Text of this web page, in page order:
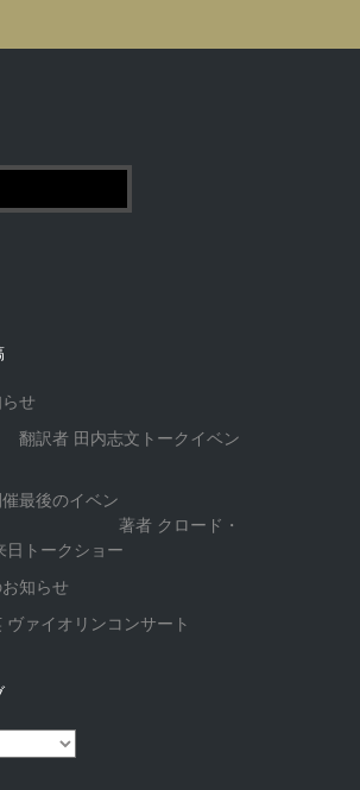
せ
翻訳者 田内志文トークイベン
最後のイベン
者 クロード・
日トークショー
知らせ
ァイオリンコンサート